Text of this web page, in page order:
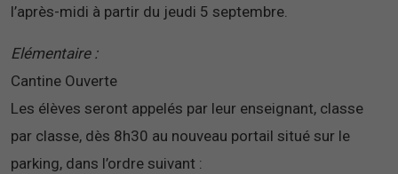
l’après-midi à partir du jeudi 5 septembre.
Elémentaire :
Cantine Ouverte
Les élèves seront appelés par leur enseignant, classe
par classe, dès 8h30 au nouveau portail situé sur le
parking, dans l’ordre suivant :